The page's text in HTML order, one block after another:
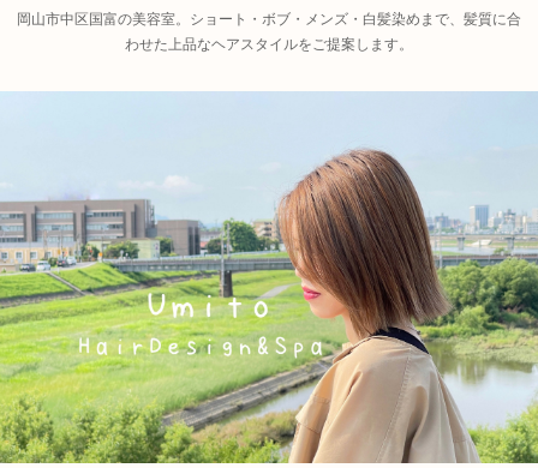
岡山市中区国富の美容室。ショート・ボブ・メンズ・白髪染めまで、髪質に合
わせた上品なヘアスタイルをご提案します。